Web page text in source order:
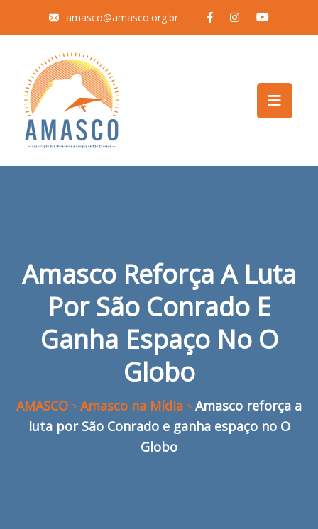
amasco@amasco.org.br
Amasco Reforça A Luta
Por São Conrado E
Ganha Espaço No O
Globo
AMASCO >Amasco na Mídia >Amasco reforça a
luta por São Conrado e ganha espaço no O
Globo